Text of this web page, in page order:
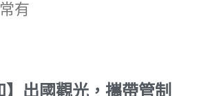
有
】出國觀光，攜帶管制